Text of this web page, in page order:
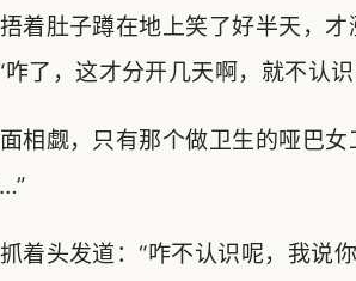
着肚子蹲在地上笑了好半天，才
了，这才分开几天啊，就不认
相觑，只有那个做卫生的哑巴女
头发道：“咋不认识呢，我说